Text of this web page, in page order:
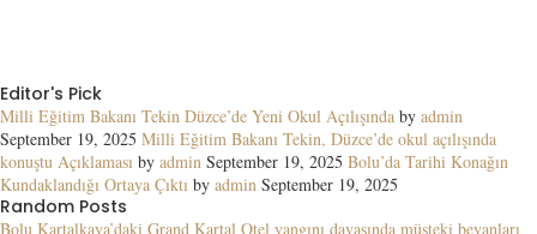
Editor's Pick
Milli Eğitim Bakanı Tekin Düzce’de Yeni Okul Açılışında by admin
September 19, 2025 Milli Eğitim Bakanı Tekin, Düzce’de okul açılışında
konuştu Açıklaması by admin September 19, 2025 Bolu’da Tarihi Konağın
Kundaklandığı Ortaya Çıktı by admin September 19, 2025
Random Posts
Bolu Kartalkaya’daki Grand Kartal Otel yangını davasında müşteki beyanları